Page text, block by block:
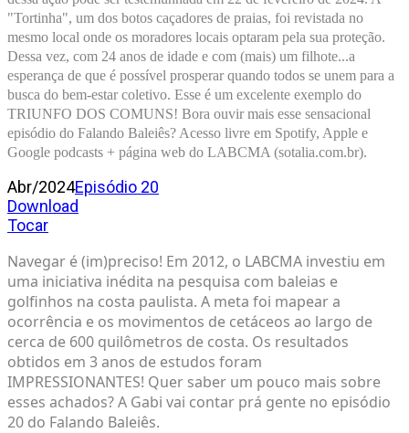
"Tortinha", um dos botos caçadores de praias, foi revistada no
mesmo local onde os moradores locais optaram pela sua proteção.
Dessa vez, com 24 anos de idade e com (mais) um filhote...a
esperança de que é possível prosperar quando todos se unem para a
busca do bem-estar coletivo. Esse é um excelente exemplo do
TRIUNFO DOS COMUNS! Bora ouvir mais esse sensacional
episódio do Falando Baleiês? Acesso livre em Spotify, Apple e
Google podcasts + página web do LABCMA (sotalia.com.br).
Abr/2024Episódio 20
Download
Tocar
Navegar é (im)preciso! Em 2012, o LABCMA investiu em
uma iniciativa inédita na pesquisa com baleias e
golfinhos na costa paulista. A meta foi mapear a
ocorrência e os movimentos de cetáceos ao largo de
cerca de 600 quilômetros de costa. Os resultados
obtidos em 3 anos de estudos foram
IMPRESSIONANTES! Quer saber um pouco mais sobre
esses achados? A Gabi vai contar prá gente no episódio
20 do Falando Baleiês.